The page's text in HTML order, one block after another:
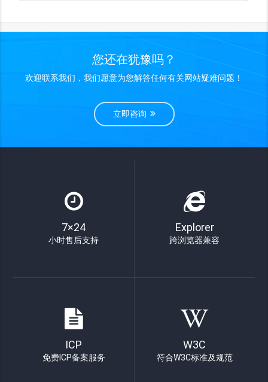
您还在犹豫吗？
欢迎联系我们，我们愿意为您解答任何有关网站疑难问题！
立即咨询
7×24
小时售后支持
Explorer
跨浏览器兼容
ICP
免费ICP备案服务
W3C
符合W3C标准及规范